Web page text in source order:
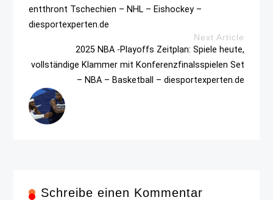
entthront Tschechien – NHL – Eishockey –
diesportexperten.de
Next Article
2025 NBA -Playoffs Zeitplan: Spiele heute,
vollständige Klammer mit Konferenzfinalsspielen Set
– NBA – Basketball – diesportexperten.de
Schreibe einen Kommentar